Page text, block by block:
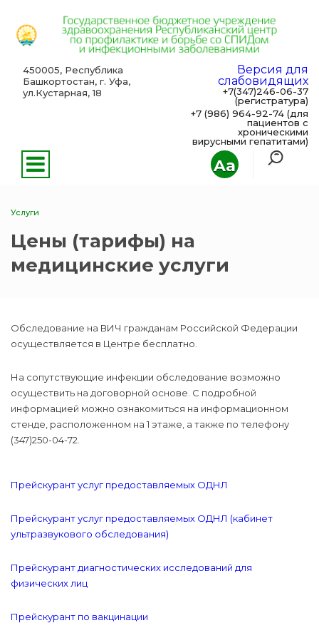
Aa
450005, Республика
Башкортостан, г. Уфа,
ул.Кустарная, 18
Версия для
слабовидящих
+7(347)246-06-37
(регистратура)
+7 (986) 964-92-74 (для
пациентов с
хроническими
вирусными гепатитами)
Услуги
Цены (тарифы) на
медицинские услуги
Обследование на ВИЧ гражданам Российской Федерации
осуществляется в Центре бесплатно.
На сопутствующие инфекции обследование возможно
осуществить на договорной основе. С подробной
информацией можно ознакомиться на информационном
стенде, расположенном на 1 этаже, а также по телефону
(347)250-04-72.
Прейскурант услуг предоставляемых ОДНЛ
Прейскурант услуг предоставляемых ОДНЛ (кабинет
ультразвукового обследования)
Прейскурант диагностических исследований для
физических лиц
Прейскурант по вакцинации